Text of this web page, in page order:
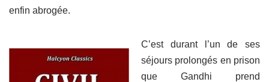
enfin abrogée.
C’est durant l’un de ses
séjours prolongés en prison
que Gandhi prend